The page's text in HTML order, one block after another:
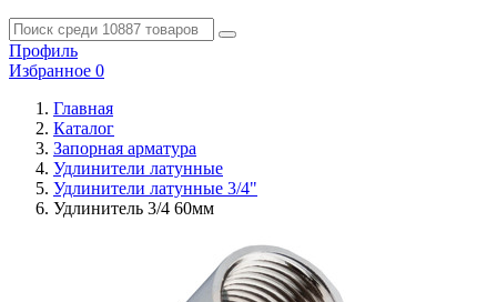
Профиль
Избранное 0
Главная
Каталог
Запорная арматура
Удлинители латунные
Удлинители латунные 3/4"
Удлинитель 3/4 60мм